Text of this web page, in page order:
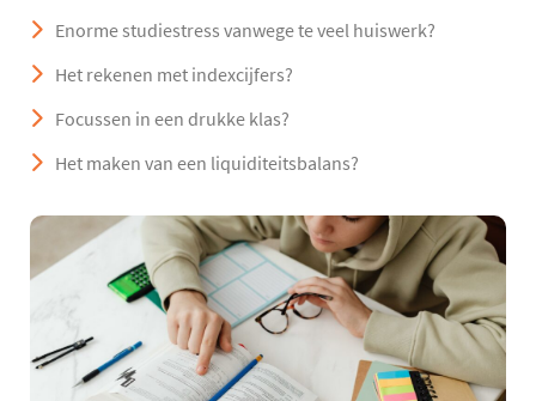
Enorme studiestress vanwege te veel huiswerk?
Het rekenen met indexcijfers?
Focussen in een drukke klas?
Het maken van een liquiditeitsbalans?